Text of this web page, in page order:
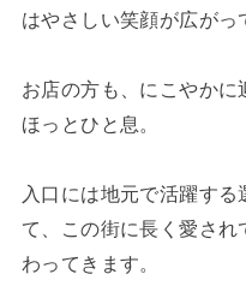
はやさしい笑顔が広がっ
お店の方も、にこやか
ほっとひと息。
入口には地元で活躍す
て、この街に長く愛さ
わってきます。